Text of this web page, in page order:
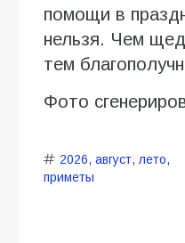
помощи в
нельзя. Чем
тем
Фото
2026, август, лето,
приметы